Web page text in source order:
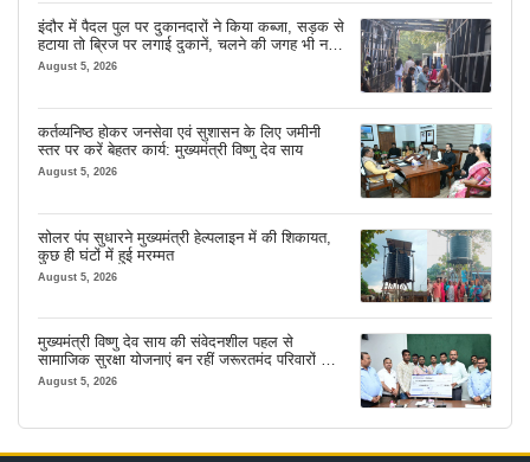
इंदौर में पैदल पुल पर दुकानदारों ने किया कब्जा, सड़क से
हटाया तो ब्रिज पर लगाई दुकानें, चलने की जगह भी नहीं
मिल रही
August 5, 2026
कर्तव्यनिष्ठ होकर जनसेवा एवं सुशासन के लिए जमीनी
स्तर पर करें बेहतर कार्य: मुख्यमंत्री विष्णु देव साय
August 5, 2026
सोलर पंप सुधारने मुख्यमंत्री हेल्पलाइन में की शिकायत,
कुछ ही घंटों में हुई मरम्मत
August 5, 2026
मुख्यमंत्री विष्णु देव साय की संवेदनशील पहल से
सामाजिक सुरक्षा योजनाएं बन रहीं जरूरतमंद परिवारों का
मजबूत सहारा
August 5, 2026